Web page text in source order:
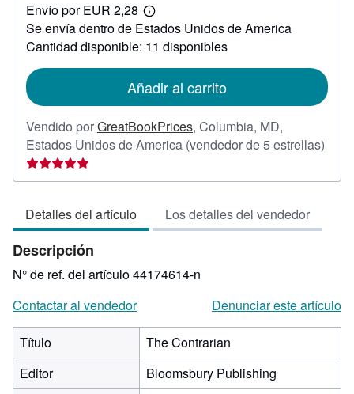
14,98
Envío por EUR 2,28
Más
información
sobre
las
envío
Se envía dentro de Estados Unidos de America
Cantidad disponible: 11 disponibles
Añadir al carrito
Vendido porGreatBookPrices, Columbia, MD,
Estados Unidos de America (vendedor de 5 estrellas)
Detalles del artículo Los detalles del vendedor
Descripción
N° de ref. del artículo 44174614-n
Contactar al vendedor
Denunciar este artículo
Título
The Contrarian
Editor
Bloomsbury Publishing